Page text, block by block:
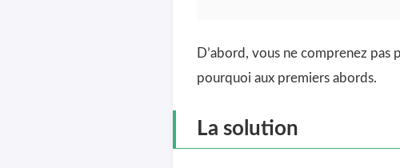
D’abord, vous ne comprenez pas
pourquoi aux premiers abords.
La solution